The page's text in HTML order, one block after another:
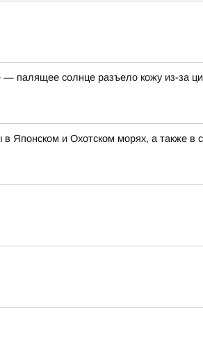
палящее солнце разъело кожу из-за
Японском и Охотском морях, а также в